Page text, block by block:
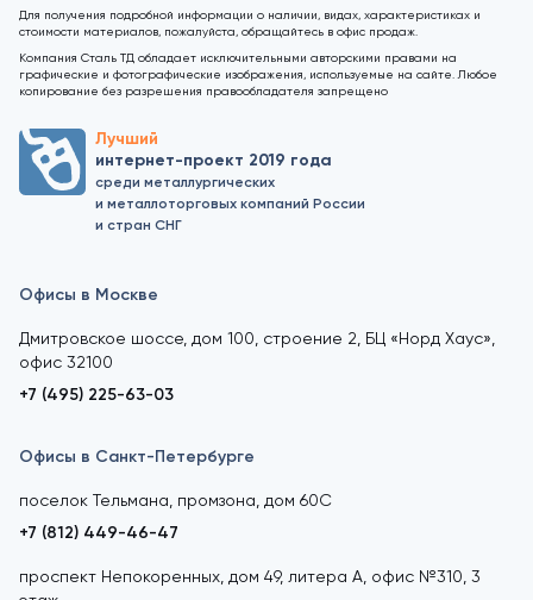
Для получения подробной информации о наличии, видах, характеристиках и
стоимости материалов, пожалуйста, обращайтесь в офис продаж.
Компания Сталь ТД обладает исключительными авторскими правами на
графические и фотографические изображения, используемые на сайте. Любое
копирование без разрешения правообладателя запрещено
Лучший
интернет-проект 2019 года
среди металлургических
и металлоторговых компаний России
и стран СНГ
Офисы в Москве
Дмитровское шоссе, дом 100, строение 2, БЦ «Норд Хаус»,
офис 32100
+7 (495) 225-63-03
Офисы в Санкт-Петербурге
поселок Тельмана, промзона, дом 60С
+7 (812) 449-46-47
проспект Непокоренных, дом 49, литера А, офис №310, 3